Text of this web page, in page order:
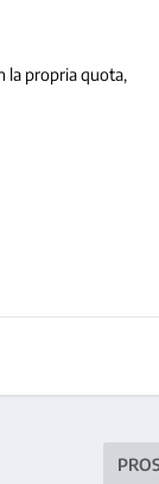
la propria quota,